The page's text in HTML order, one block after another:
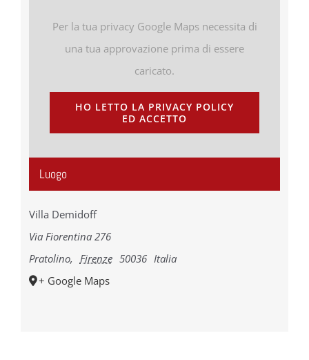
Luogo
Villa Demidoff
Via Fiorentina 276
Pratolino, Firenze 50036 Italia
+ Google Maps
Per la tua privacy Google Maps necessita di
una tua approvazione prima di essere
caricato.
HO LETTO LA PRIVACY POLICY
ED ACCETTO